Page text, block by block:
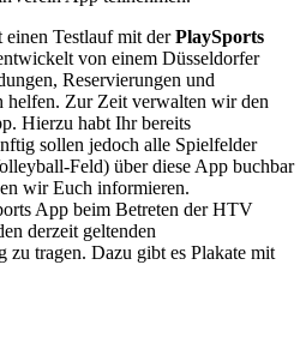
Testlauf mit derPlaySports
von einem Düsseldorfer
Reservierungen und
helfen. Zur Zeit verwalten wir den
Hierzu habt Ihr bereits
sollen jedoch alle Spielfelder
Feld) über diese App buchbar
wir Euch informieren.
App beim Betreten der HTV
derzeit geltenden
zu tragen. Dazu gibt es Plakate mit